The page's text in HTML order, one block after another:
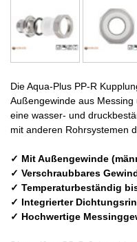
Die Aqua-Plus PP-R
Außengewinde aus
eine wasser- und
mit anderen Rohrsystemen
✓ Mit Außengewinde
✓ Verschraubbares
✓ Temperaturbeständig
✓ Integrierter
✓ Hochwertige